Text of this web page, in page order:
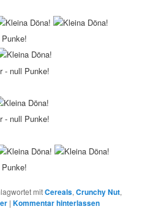
mitCereals,Crunchy Nut,
|Kommentar hinterlassen